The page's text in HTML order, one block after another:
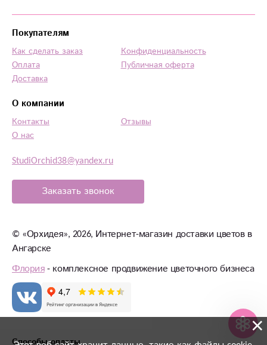
×
StudiOrchid38@yandex.ru
Заказать звонок
Покупателям
Как сделать заказ
Оплата
Доставка
Конфиденциальность
Публичная оферта
О компании
Контакты
О нас
Отзывы
© «Орхидея», 2026, Интернет-магазин доставки цветов в
Ангарске
Флория- комплексное продвижение цветочного бизнеса
Способы оплаты